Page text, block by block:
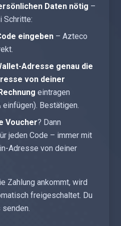
Daten nötig –
Schritte:
eingeben – Azteco
Adresse genau die
von deiner
eintragen
einfügen). Bestätigen.
Voucher? Dann
jeden Code – immer mit
Adresse von deiner
Zahlung ankommt, wird
freigeschaltet. Du